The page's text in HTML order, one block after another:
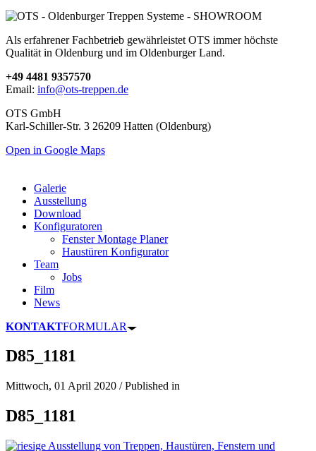
Als erfahrener Fachbetrieb gewährleistet OTS immer höchste
Qualität in Oldenburg und im Oldenburger Land.
+49 4481 9357570
Email: info@ots-treppen.de
OTS GmbH
Karl-Schiller-Str. 3 26209 Hatten (Oldenburg)
Open in Google Maps
Galerie
Ausstellung
Download
Konfiguratoren
Fenster Montage Planer
Haustüren Konfigurator
Team
Jobs
Film
News
KONTAKTFORMULAR
D85_1181
Mittwoch, 01 April 2020 /Published in
D85_1181